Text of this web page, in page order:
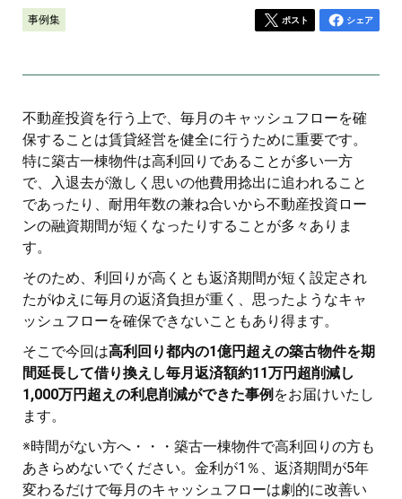
事例集 ポスト シェア
不動産投資を行う上で、毎月のキャッシュフローを確
保することは賃貸経営を健全に行うために重要です。
特に築古一棟物件は高利回りであることが多い一方
で、入退去が激しく思いの他費用捻出に追われること
であったり、耐用年数の兼ね合いから不動産投資ロー
ンの融資期間が短くなったりすることが多々ありま
す。
そのため、利回りが高くとも返済期間が短く設定され
たがゆえに毎月の返済負担が重く、思ったようなキャ
ッシュフローを確保できないこともあり得ます。
そこで今回は高利回り都内の1億円超えの築古物件を期
間延長して借り換えし毎月返済額約11万円超削減し
1,000万円超えの利息削減ができた事例 をお届けいたし
ます。
※時間がない方へ・・・築古一棟物件で高利回りの方も
あきらめないでください。金利が1％、返済期間が5年
変わるだけで毎月のキャッシュフローは劇的に改善い